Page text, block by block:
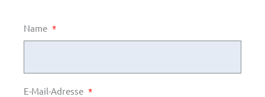
Name *
E-Mail-Adresse *